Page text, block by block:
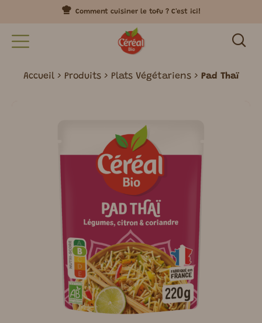
Comment cuisiner le tofu ? C'est ici!
Accueil Produits Plats Végétariens Pad Thaï